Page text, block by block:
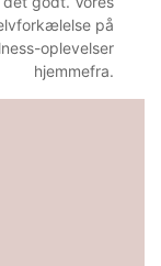
på
oplevelser
hjemmefra.